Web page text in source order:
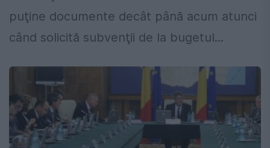
puţine documente decât până acum atunci
când solicită subvenţii de la bugetul...